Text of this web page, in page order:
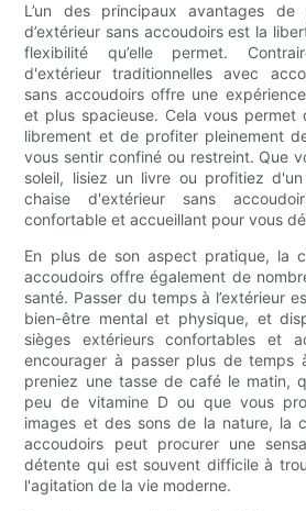
L’un des principaux avantages de
d’extérieur sans accoudoirs est la
flexibilité qu’elle permet.
d'extérieur traditionnelles avec
sans accoudoirs offre une
et plus spacieuse. Cela vous permet
librement et de profiter pleinement
vous sentir confiné ou restreint. Que
soleil, lisiez un livre ou profitiez
chaise d'extérieur sans
confortable et accueillant pour vous
En plus de son aspect pratique, la
accoudoirs offre également de
santé. Passer du temps à l’extérieur
bien-être mental et physique, et
sièges extérieurs confortables et
encourager à passer plus de temps
preniez une tasse de café le matin,
peu de vitamine D ou que vous
images et des sons de la nature, la
accoudoirs peut procurer une
détente qui est souvent difficile à
l'agitation de la vie moderne.